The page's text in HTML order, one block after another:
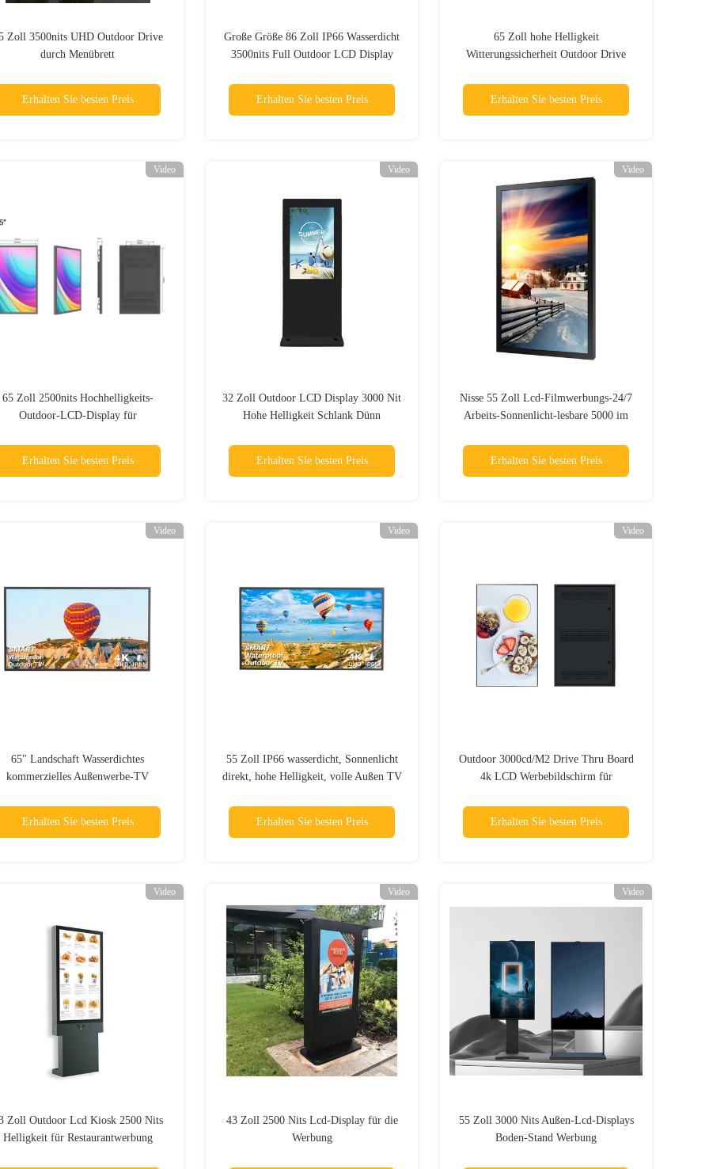
Zoll 3500nits UHD Outdoor Drive
durch Menübrett
Erhalten Sie besten Preis
Große Größe 86 Zoll IP66 Wasserdicht
3500nits Full Outdoor LCD Display
Erhalten Sie besten Preis
65 Zoll hohe Helligkeit
Witterungssicherheit Outdoor Drive
Erhalten Sie besten Preis
Video
65 Zoll 2500nits Hochhelligkeits-
Outdoor-LCD-Display für
Erhalten Sie besten Preis
Video
32 Zoll Outdoor LCD Display 3000 Nit
Hohe Helligkeit Schlank Dünn
Erhalten Sie besten Preis
Video
Nisse 55 Zoll Lcd-Filmwerbungs-24/7
Arbeits-Sonnenlicht-lesbare 5000 im
Erhalten Sie besten Preis
Video
65" Landschaft Wasserdichtes
kommerzielles Außenwerbe-TV
Erhalten Sie besten Preis
Video
55 Zoll IP66 wasserdicht, Sonnenlicht
direkt, hohe Helligkeit, volle Außen TV
Erhalten Sie besten Preis
Video
Outdoor 3000cd/M2 Drive Thru Board
4k LCD Werbebildschirm für
Erhalten Sie besten Preis
Video
Zoll Outdoor Lcd Kiosk 2500 Nits
Helligkeit für Restaurantwerbung
Video
43 Zoll 2500 Nits Lcd-Display für die
Werbung
Video
55 Zoll 3000 Nits Außen-Lcd-Displays
Boden-Stand Werbung